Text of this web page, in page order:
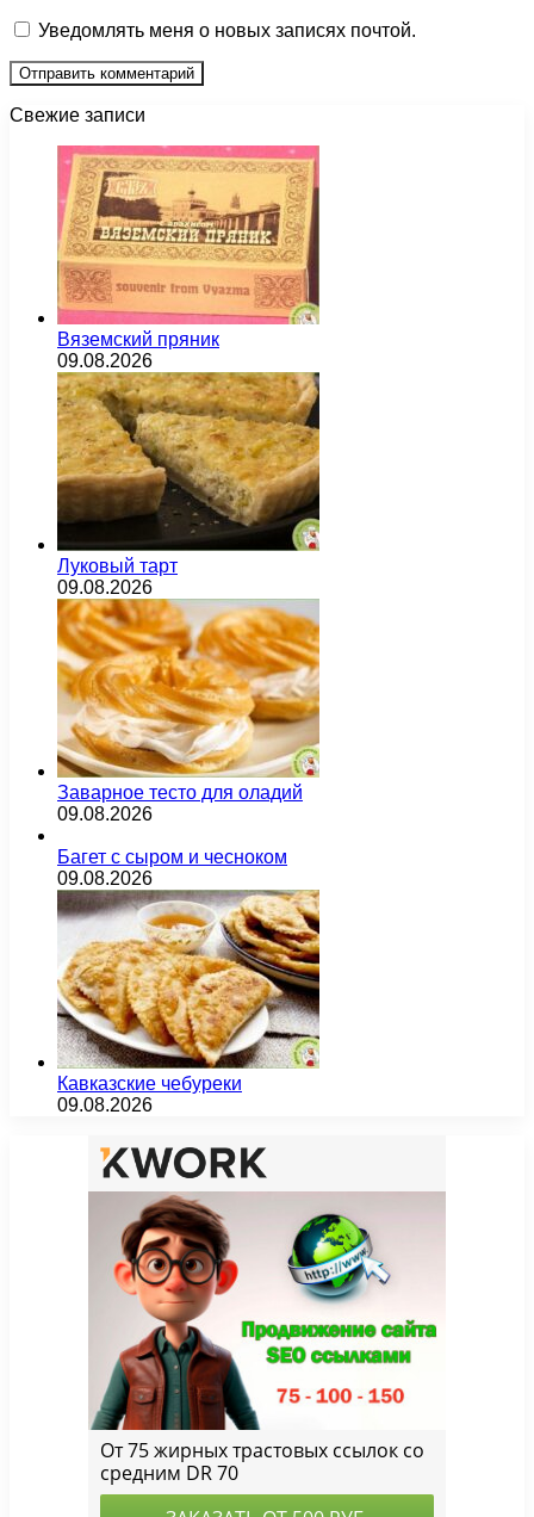
Уведомлять меня о новых записях почтой.
Свежие записи
Вяземский пряник
09.08.2026
Луковый тарт
09.08.2026
Заварное тесто для оладий
09.08.2026
Багет с сыром и чесноком
09.08.2026
Кавказские чебуреки
09.08.2026